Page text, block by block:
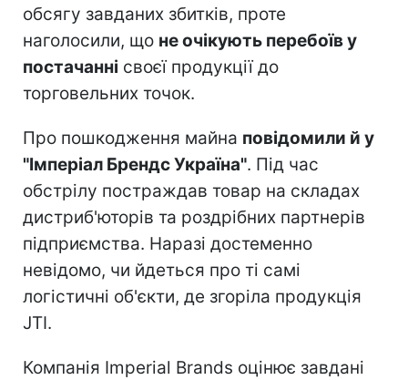
обсягу завданих збитків, проте
наголосили, що не очікують перебоїв у
постачанні своєї продукції до
торговельних точок.
Про пошкодження майна повідомили й у
"Імперіал Брендс Україна". Під час
обстрілу постраждав товар на складах
дистриб'юторів та роздрібних партнерів
підприємства. Наразі достеменно
невідомо, чи йдеться про ті самі
логістичні об'єкти, де згоріла продукція
JTI.
Компанія Imperial Brands оцінює завдані